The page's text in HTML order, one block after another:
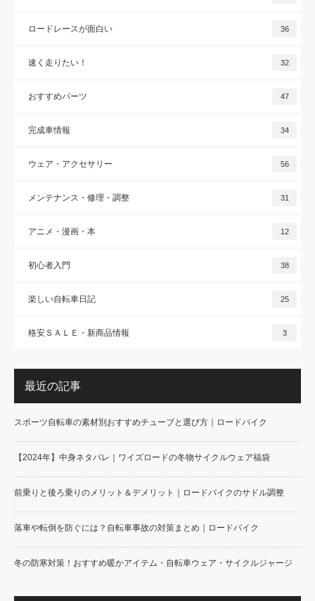
ロードレースが面白い 36
速く走りたい！ 32
おすすめパーツ 47
完成車情報 34
ウェア・アクセサリー 56
メンテナンス・修理・調整 31
アニメ・漫画・本 12
初心者入門 38
楽しい自転車日記 25
格安ＳＡＬＥ・新商品情報 3
最近の記事
スポーツ自転車の素材別おすすめチューブと選び方｜ロードバイク
【2024年】中身ネタバレ｜ワイズロードの冬物サイクルウェア福袋
前乗りと後ろ乗りのメリット＆デメリット｜ロードバイクのサドル調整
落車や転倒を防ぐには？自転車事故の対策まとめ｜ロードバイク
冬の防寒対策！おすすめ暖かアイテム・自転車ウェア・サイクルジャージ